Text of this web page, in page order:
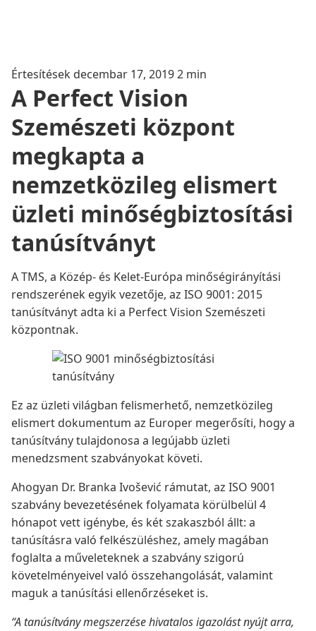
Értesítések decembar 17, 20192 min
A Perfect Vision
Szemészeti központ
megkapta a
nemzetközileg elismert
üzleti minőségbiztosítási
tanúsítványt
A TMS, a Közép- és Kelet-Európa minőségirányítási
rendszerének egyik vezetője, az ISO 9001: 2015
tanúsítványt adta ki a Perfect Vision Szemészeti
központnak.
Ez az üzleti világban felismerhető, nemzetközileg
elismert dokumentum az Europer megerősíti, hogy a
tanúsítvány tulajdonosa a legújabb üzleti
menedzsment szabványokat követi.
Ahogyan Dr. Branka Ivošević rámutat, az ISO 9001
szabvány bevezetésének folyamata körülbelül 4
hónapot vett igénybe, és két szakaszból állt: a
tanúsításra való felkészüléshez, amely magában
foglalta a műveleteknek a szabvány szigorú
követelményeivel való összehangolását, valamint
maguk a tanúsítási ellenőrzéseket is.
“A tanúsítvány megszerzése hivatalos igazolást nyújt arra,